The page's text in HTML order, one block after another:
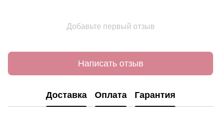
Добавьте первый отзыв
Написать отзыв
Доставка Оплата Гарантия